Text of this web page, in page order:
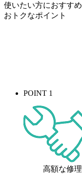
使いたい方におすすめ
おトクなポイント
POINT 1
高額な修